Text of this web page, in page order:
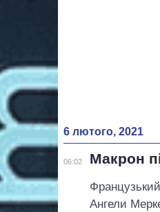
6 лютого, 2021
06:02 Макрон
Ангели